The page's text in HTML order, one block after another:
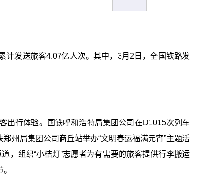
计发送旅客4.07亿人次。其中，3月2日，全国铁路发
出行体验。国铁呼和浩特局集团公司在D1015次列车
州局集团公司商丘站举办“文明春运福满元宵”主题活
，组织“小桔灯”志愿者为有需要的旅客提供行李搬运